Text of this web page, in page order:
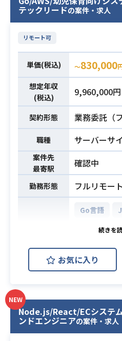
合わせ対応
※詳細は面談
フレームワ
s, AWS SAM
DB:
ソースコー
プロジェク
e
情報共有ツ
SE職
・
開発経験(3
または、
年～5年程度
・AWS環
チューニン
（インフラ
クエンドを
・SE職の技
しつつマネ
・非エンジ
・基本設計
必須スキル
・
・サーバサ
・基本設計
応可能な方
テックリードの案件・求人
リモート可
単価(税込) 〜830,000
想定年収
(税込)
9,960,000円
契約形態 業務委託（
職種 サーバーサ
案件先
最寄駅
確認中
勤務形態 フルリモート
Go言語
React.js
AWS
AWS
AWS EC2
AWS
お気に入り
NEW
Node.js/React/ECシステ
ンドエンジニアの案件・求人